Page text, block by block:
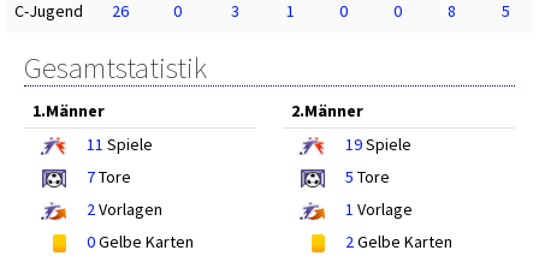
C-Jugend
26 0 3 1 0 0 8 5
Gesamtstatistik
1.Männer
11 Spiele
7Tore
2Vorlagen
0Gelbe Karten
2.Männer
19Spiele
5 Tore
1 Vorlage
2Gelbe Karten